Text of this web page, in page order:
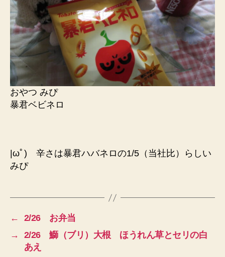
おやつ みぴ
暴君ベビネロ
|ωﾟ) 辛さは暴君ハバネロの1/5（当社比）らしい
みぴ
←
2/26 お弁当
→
2/26 鰤（ブリ）大根 ほうれん草とセリの白
あえ